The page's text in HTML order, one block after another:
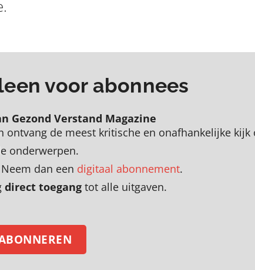
voor abonnees
Gezond Verstand Magazine
ontvang de meest kritische en onafhankelijke kijk
onderwerpen.
dan een digitaal abonnement.
direct toegang tot alle uitgaven.